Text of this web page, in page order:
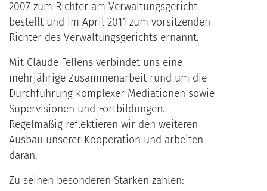
2007 zum Richter am Verwaltungsgericht
bestellt und im April 2011 zum vorsitzenden
Richter des Verwaltungsgerichts ernannt.
Mit Claude Fellens verbindet uns eine
mehrjährige Zusammenarbeit rund um die
Durchführung komplexer Mediationen sowie
Supervisionen und Fortbildungen.
Regelmäßig reflektieren wir den weiteren
Ausbau unserer Kooperation und arbeiten
daran.
Zu seinen besonderen Stärken zählen: